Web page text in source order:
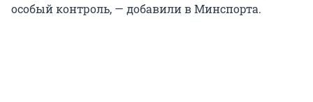
особый контроль, — добавили в Минспорта.